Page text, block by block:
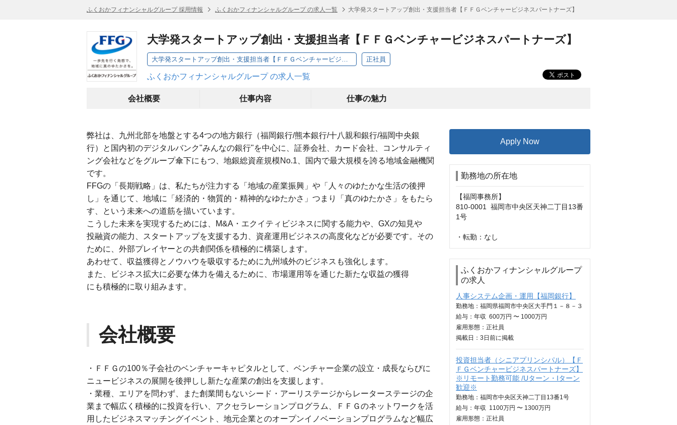
ふくおかフィナンシャルグループ 採用情報 ふくおかフィナンシャルグループ の求人一覧 大学発スタートアップ創出・支援担当者【ＦＦＧベンチャービジネスパートナーズ】
大学発スタートアップ創出・支援担当者【ＦＦＧベンチャービジネスパートナーズ】
大学発スタートアップ創出・支援担当者【ＦＦＧベンチャービジネスパートナーズ】 正社員
ふくおかフィナンシャルグループ の求人一覧
会社概要 仕事内容 仕事の魅力
弊社は、九州北部を地盤とする4つの地方銀行（福岡銀行/熊本銀行/十八親和銀行/福岡中央銀
行）と国内初のデジタルバンク"みんなの銀行"を中心に、証券会社、カード会社、コンサルティ
ング会社などをグループ傘下にもつ、地銀総資産規模No.1、国内で最大規模を誇る地域金融機関
です。
FFGの「長期戦略」は、私たちが注力する「地域の産業振興」や「人々のゆたかな生活の後押
し」を通じて、地域に「経済的・物質的・精神的なゆたかさ」つまり「真のゆたかさ」をもたら
す、という未来への道筋を描いています。
こうした未来を実現するためには、M&A・エクイティビジネスに関する能力や、GXの知見や
投融資の能力、スタートアップを支援する力、資産運用ビジネスの高度化などが必要です。その
ために、外部プレイヤーとの共創関係を積極的に構築します。
あわせて、収益獲得とノウハウを吸収するために九州域外のビジネスも強化します。
また、ビジネス拡大に必要な体力を備えるために、市場運用等を通じた新たな収益の獲得
にも積極的に取り組みます。
会社概要
・ＦＦＧの100％子会社のベンチャーキャピタルとして、ベンチャー企業の設立・成長ならびに
ニュービジネスの展開を後押しし新たな産業の創出を支援します。
・業種、エリアを問わず、また創業間もないシード・アーリステージからレーターステージの企
業まで幅広く積極的に投資を行い、アクセラレーションプログラム、ＦＦＧのネットワークを活
用したビジネスマッチングイベント、地元企業とのオープンイノベーションプログラムなど幅広
Apply Now
勤務地の所在地
【福岡事務所】
810-0001  福岡市中央区天神二丁目13番
1号
・転勤：なし
ふくおかフィナンシャルグループ
の求人
人事システム企画・運用【福岡銀行】
勤務地：福岡県福岡市中央区大手門１－８－３
給与： 年収 600万円 〜 1000万円
雇用形態：正社員
掲載日： 3日 前に掲載
投資担当者（シニアプリンシパル）【Ｆ
ＦＧベンチャービジネスパートナーズ】
※リモート勤務可能 /Uターン・Iターン
歓迎※
勤務地：福岡市中央区天神二丁目13番1号
給与： 年収 1100万円 〜 1300万円
雇用形態：正社員